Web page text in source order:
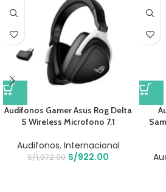
Audifonos Gamer Asus Rog Delta
S Wireless Microfono 7.1
Audifonos, Internacional
S/1,072.00 S/922.00